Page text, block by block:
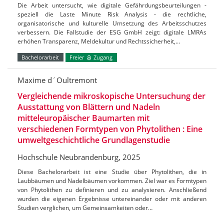
Die Arbeit untersucht, wie digitale Gefährdungsbeurteilungen -
speziell die Laste Minute Risk Analysis - die rechtliche,
organisatorische und kulturelle Umsetzung des Arbeitsschutzes
verbessern. Die Fallstudie der ESG GmbH zeigt: digitale LMRAs
erhöhen Transparenz, Meldekultur und Rechtssicherheit,…
Bachelorarbeit Freier Zugang
Maxime d´Oultremont
Vergleichende mikroskopische Untersuchung der
Ausstattung von Blättern und Nadeln
mitteleuropäischer Baumarten mit
verschiedenen Formtypen von Phytolithen : Eine
umweltgeschichtliche Grundlagenstudie
Hochschule Neubrandenburg, 2025
Diese Bachelorarbeit ist eine Studie über Phytolithen, die in
Laubbäumen und Nadelbäumen vorkommen. Ziel war es Formtypen
von Phytolithen zu definieren und zu analysieren. Anschließend
wurden die eigenen Ergebnisse untereinander oder mit anderen
Studien verglichen, um Gemeinsamkeiten oder…